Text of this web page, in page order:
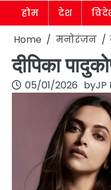
होम देश
Home मनोरंजन
दीपिका
05/01/2026 byJP